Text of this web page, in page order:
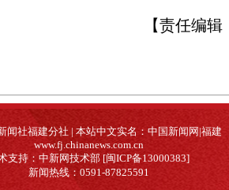
【责任编辑
闻社福建分社 | 本站中文实名：中国新闻网|福建
www.fj.chinanews.com.cn
支持：中新网技术部 [闽ICP备13000383]
新闻热线：0591-87825591